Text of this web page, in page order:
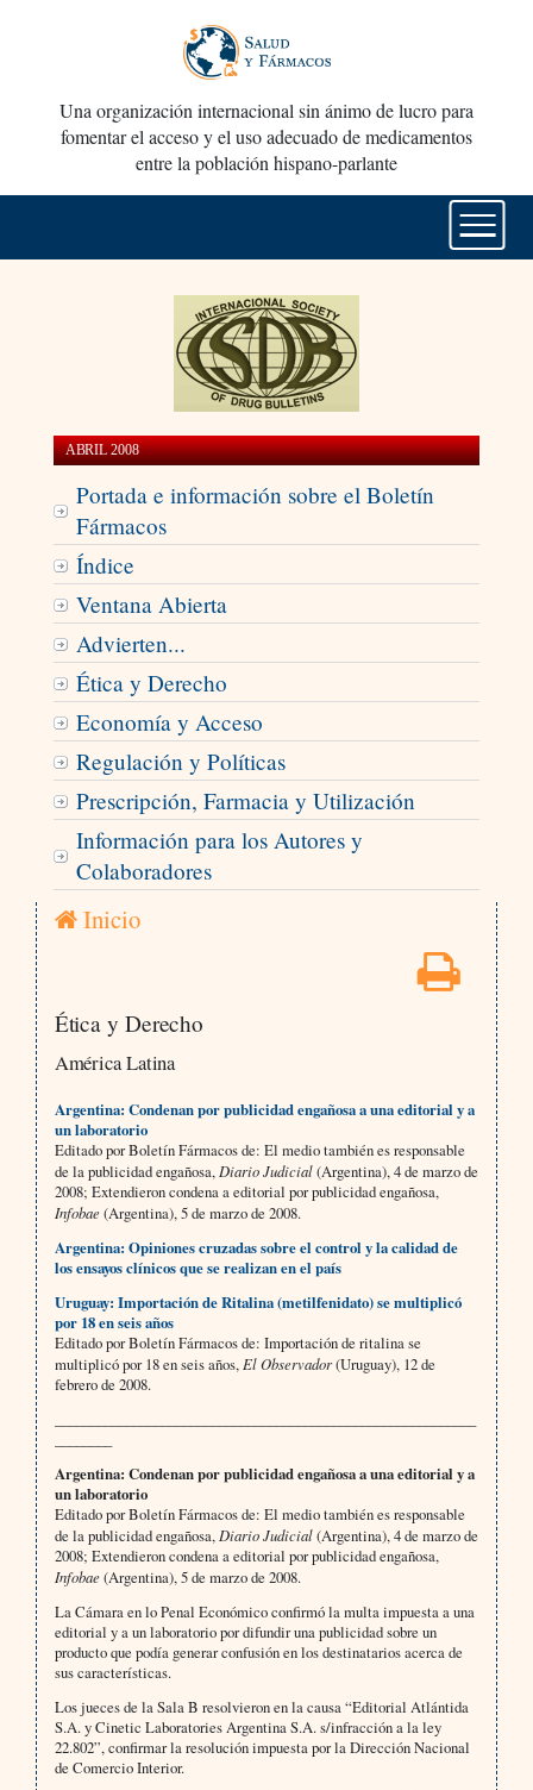
Una organización internacional sin ánimo de lucro para
fomentar el acceso y el uso adecuado de medicamentos
entre la población hispano-parlante
ABRIL 2008
Portada e información sobre el Boletín
Fármacos
Índice
Ventana Abierta
Advierten...
Ética y Derecho
Economía y Acceso
Regulación y Políticas
Prescripción, Farmacia y Utilización
Información para los Autores y
Colaboradores
Inicio
Ética y Derecho
América Latina
Argentina: Condenan por publicidad engañosa a una editorial y a
un laboratorio
Editado por Boletín Fármacos de: El medio también es responsable
de la publicidad engañosa, Diario Judicial(Argentina), 4 de marzo de
2008; Extendieron condena a editorial por publicidad engañosa,
Infobae(Argentina), 5 de marzo de 2008.
Argentina: Opiniones cruzadas sobre el control y la calidad de
los ensayos clínicos que se realizan en el país
Uruguay: Importación de Ritalina (metilfenidato) se multiplicó
por 18 en seis años
Editado por Boletín Fármacos de: Importación de ritalina se
multiplicó por 18 en seis años, El Observador(Uruguay), 12 de
febrero de 2008.
Argentina: Condenan por publicidad engañosa a una editorial y a
un laboratorio
Editado por Boletín Fármacos de: El medio también es responsable
de la publicidad engañosa, Diario Judicial(Argentina), 4 de marzo de
2008; Extendieron condena a editorial por publicidad engañosa,
Infobae(Argentina), 5 de marzo de 2008.
La Cámara en lo Penal Económico confirmó la multa impuesta a una
editorial y a un laboratorio por difundir una publicidad sobre un
producto que podía generar confusión en los destinatarios acerca de
sus características.
Los jueces de la Sala B resolvieron en la causa “Editorial Atlántida
S.A. y Cinetic Laboratories Argentina S.A. s/infracción a la ley
22.802”, confirmar la resolución impuesta por la Dirección Nacional
de Comercio Interior.